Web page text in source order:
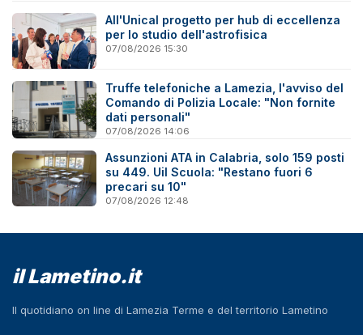
All'Unical progetto per hub di eccellenza
per lo studio dell'astrofisica
07/08/2026 15:30
Truffe telefoniche a Lamezia, l'avviso del
Comando di Polizia Locale: "Non fornite
dati personali"
07/08/2026 14:06
Assunzioni ATA in Calabria, solo 159 posti
su 449. Uil Scuola: "Restano fuori 6
precari su 10"
07/08/2026 12:48
il Lametino.it
Il quotidiano on line di Lamezia Terme e del territorio Lametino